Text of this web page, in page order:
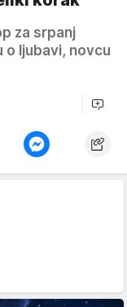
za srpanj
o ljubavi, novcu